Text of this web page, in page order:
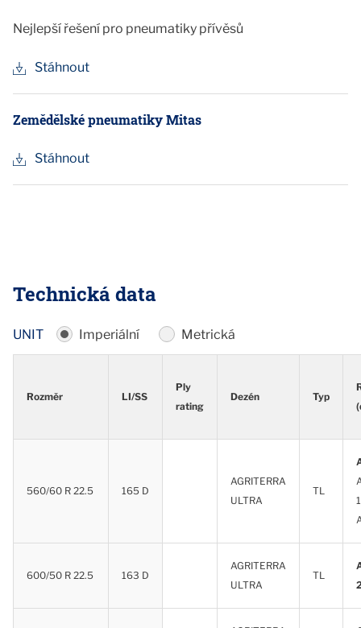
Nejlepší řešení pro pneumatiky přívěsů
Stáhnout
Zemědělské pneumatiky Mitas
Stáhnout
Technická data
UNIT Imperiální Metrická
Rozměr LI/SS
Ply
rating
Dezén Typ
560/60 R 22.5
165 D
AGRITERRA
ULTRA
TL
600/50 R 22.5 163 D
AGRITERRA
ULTRA
TL